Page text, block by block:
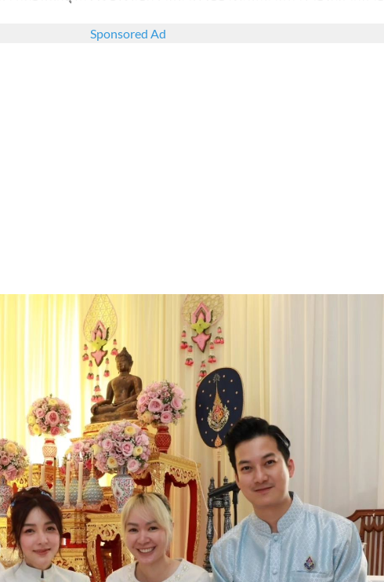
Sponsored Ad